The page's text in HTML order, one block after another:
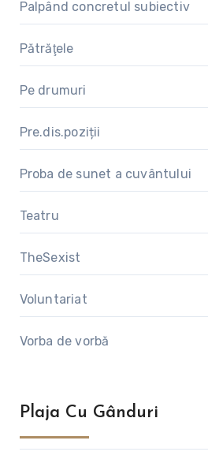
Palpând concretul subiectiv
Pătrăţele
Pe drumuri
Pre.dis.poziții
Proba de sunet a cuvântului
Teatru
TheSexist
Voluntariat
Vorba de vorbă
Plaja Cu Gânduri